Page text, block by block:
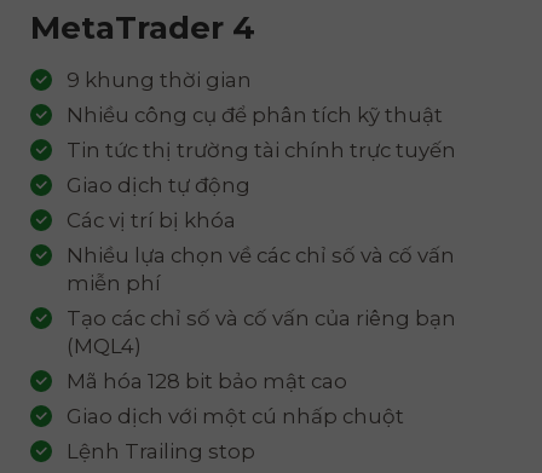
MetaTrader 4
9 khung thời gian
Nhiều công cụ để phân tích kỹ thuật
Tin tức thị trường tài chính trực tuyến
Giao dịch tự động
Các vị trí bị khóa
Nhiều lựa chọn về các chỉ số và cố vấn
miễn phí
Tạo các chỉ số và cố vấn của riêng bạn
(MQL4)
Mã hóa 128 bit bảo mật cao
Giao dịch với một cú nhấp chuột
Lệnh Trailing stop